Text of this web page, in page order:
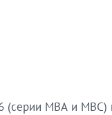
(серии МВА и